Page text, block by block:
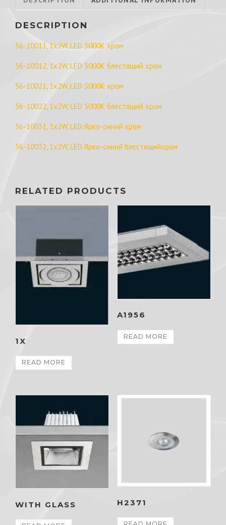
DESCRIPTION
56-10011, 1x2W, LED 3000K хром
56-10012, 1x2W, LED 3000K блестящий хром
56-10021, 1x2W, LED 5000K хром
56-10022, 1x2W, LED 5000K блестящий хром
56-10031, 1x2W, LED Ярко-синий хром
56-10032, 1x2W, LED Ярко-синий блестящийхром
RELATED PRODUCTS
1X
READ MORE
A1956
READ MORE
WITH GLASS H2371